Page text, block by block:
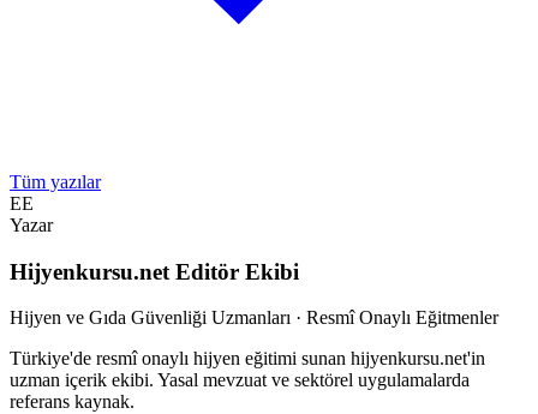
Tüm yazılar
EE
Yazar
Hijyenkursu.net Editör Ekibi
Hijyen ve Gıda Güvenliği Uzmanları · Resmî Onaylı Eğitmenler
Türkiye'de resmî onaylı hijyen eğitimi sunan hijyenkursu.net'in
uzman içerik ekibi. Yasal mevzuat ve sektörel uygulamalarda
referans kaynak.